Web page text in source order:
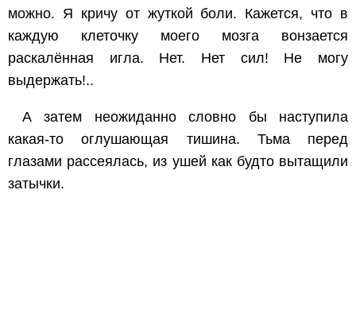
можно. Я кричу от жуткой боли. Кажется, что в
каждую клеточку моего мозга вонзается
раскалённая игла. Нет. Нет сил! Не могу
выдержать!..
А затем неожиданно словно бы наступила
какая-то оглушающая тишина. Тьма перед
глазами рассеялась, из ушей как будто вытащили
затычки.